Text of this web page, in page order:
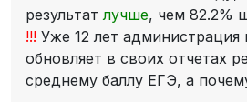
результатлучше, чем 82.2%
!!! Уже 12 лет
обновляет в своих отчетах
среднему баллу ЕГЭ, а